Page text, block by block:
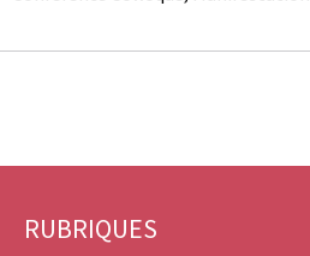
Pied
RUBRIQUES